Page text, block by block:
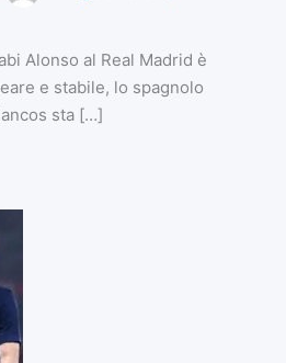
Alonso al Real Madrid è
e stabile, lo spagnolo
sta […]